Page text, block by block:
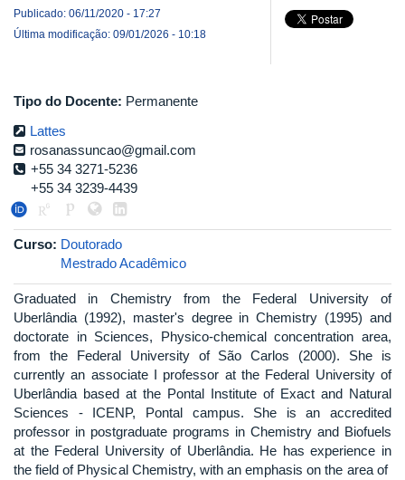
Publicado: 06/11/2020 - 17:27
Última modificação: 09/01/2026 - 10:18
Tipo do Docente: Permanente
Lattes
rosanassuncao@gmail.com
+55 34 3271-5236
+55 34 3239-4439
Curso: Doutorado
Mestrado Acadêmico
Graduated in Chemistry from the Federal University of
Uberlândia (1992), master's degree in Chemistry (1995) and
doctorate in Sciences, Physico-chemical concentration area,
from the Federal University of São Carlos (2000). She is
currently an associate I professor at the Federal University of
Uberlândia based at the Pontal Institute of Exact and Natural
Sciences - ICENP, Pontal campus. She is an accredited
professor in postgraduate programs in Chemistry and Biofuels
at the Federal University of Uberlândia. He has experience in
the field of Physical Chemistry, with an emphasis on the area of ​​